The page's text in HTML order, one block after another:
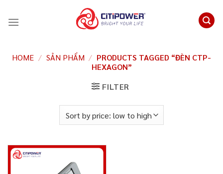
đến
HOME / SẢN PHẨM / PRODUCTS TAGGED “ĐÈN CTP-
HEXAGON”
FILTER